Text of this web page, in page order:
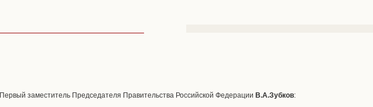
Первый заместитель Председателя Правительства Российской Федерации В.А.Зубков: